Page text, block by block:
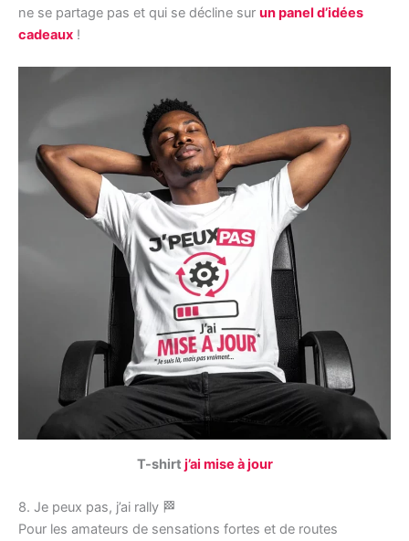
ne se partage pas et qui se décline sur un panel d’idées
cadeaux !
T-shirt j’ai mise à jour
8. Je peux pas, j’ai rally 🏁
Pour les amateurs de sensations fortes et de routes